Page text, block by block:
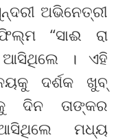
ଅଭିନେତ୍ରୀ
“ସାଈ ରା
ଆସିଥିଲେ । ଏହି
ଦର୍ଶକ ଖୁବ୍
ଦିନ ତାଙ୍କର
ମଧ୍ୟ